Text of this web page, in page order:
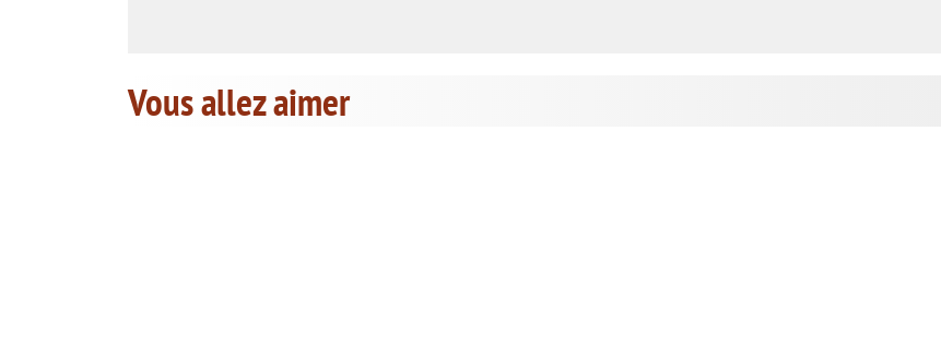
Vous allez aimer